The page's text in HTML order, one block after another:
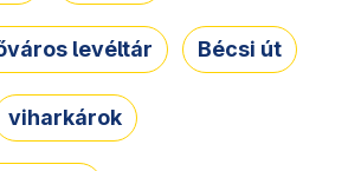
levéltár Bécsi út
viharkárok